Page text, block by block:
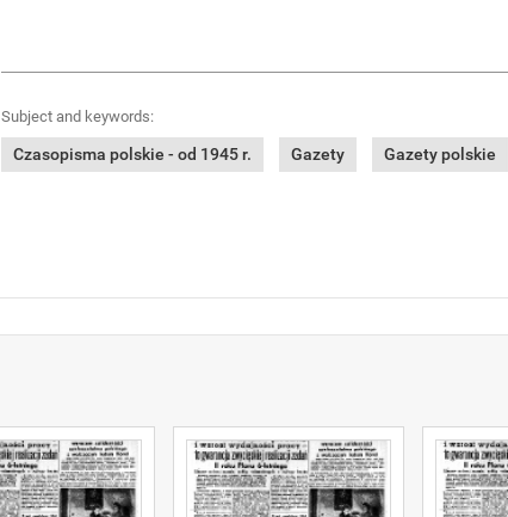
Subject and keywords:
Czasopisma polskie - od 1945 r. Gazety Gazety polskie